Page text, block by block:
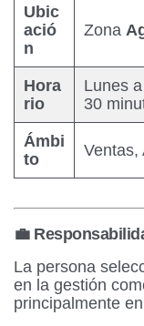
Ubic
ació
n
Zona
Hora
rio
Lunes
30
Ámbi
to
Ventas,
💼
La persona
en la gestión
principalmente